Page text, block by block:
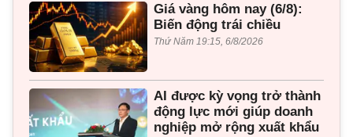
Giá vàng hôm nay (6/8):
Biến động trái chiều
Thứ Năm 19:15, 6/8/2026
AI được kỳ vọng trở thành
động lực mới giúp doanh
nghiệp mở rộng xuất khẩu